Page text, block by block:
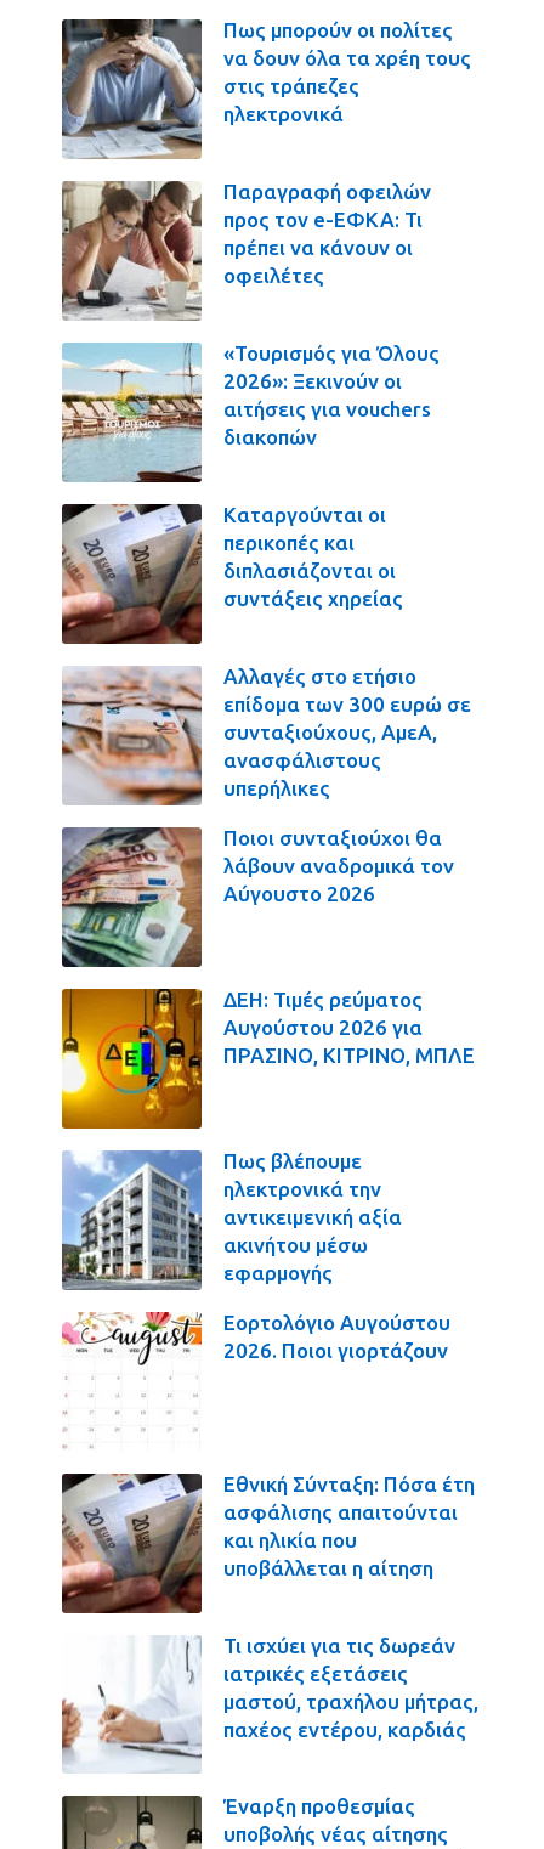
Πως μπορούν οι πολίτες
να δουν όλα τα χρέη τους
στις τράπεζες
ηλεκτρονικά
Παραγραφή οφειλών
προς τον e-ΕΦΚΑ: Τι
πρέπει να κάνουν οι
οφειλέτες
«Τουρισμός για Όλους
2026»: Ξεκινούν οι
αιτήσεις για vouchers
διακοπών
Καταργούνται οι
περικοπές και
διπλασιάζονται οι
συντάξεις χηρείας
Αλλαγές στο ετήσιο
επίδομα των 300 ευρώ σε
συνταξιούχους, ΑμεΑ,
ανασφάλιστους
υπερήλικες
Ποιοι συνταξιούχοι θα
λάβουν αναδρομικά τον
Αύγουστο 2026
ΔΕΗ: Τιμές ρεύματος
Αυγούστου 2026 για
ΠΡΑΣΙΝΟ, ΚΙΤΡΙΝΟ, ΜΠΛΕ
Πως βλέπουμε
ηλεκτρονικά την
αντικειμενική αξία
ακινήτου μέσω
εφαρμογής
Εορτολόγιο Αυγούστου
2026. Ποιοι γιορτάζουν
Εθνική Σύνταξη: Πόσα έτη
ασφάλισης απαιτούνται
και ηλικία που
υποβάλλεται η αίτηση
Τι ισχύει για τις δωρεάν
ιατρικές εξετάσεις
μαστού, τραχήλου μήτρας,
παχέος εντέρου, καρδιάς
Έναρξη προθεσμίας
υποβολής νέας αίτησης